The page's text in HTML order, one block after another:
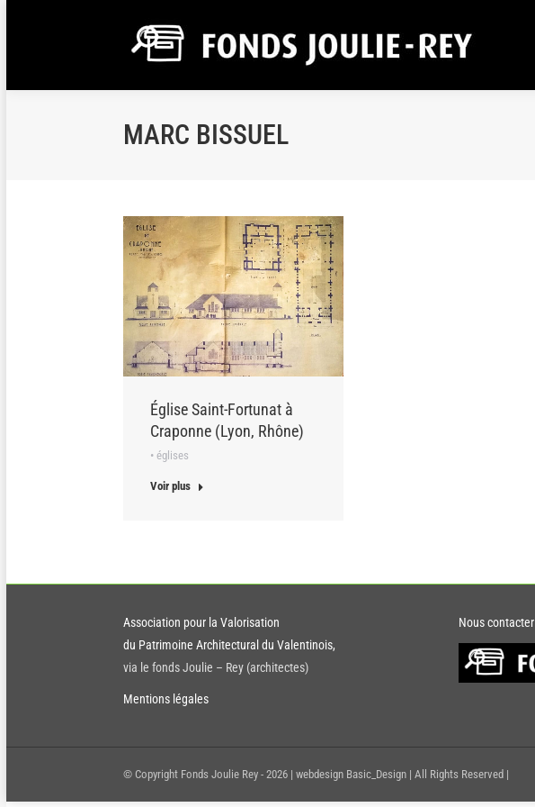
MARC BISSUEL
Église Saint-Fortunat à
Craponne (Lyon, Rhône)
• églises
Voir plus
Association pour la Valorisation
du Patrimoine Architectural du Valentinois,
via le fonds Joulie – Rey (architectes)
Mentions légales
Nous contacter
© Copyright Fonds Joulie Rey - 2026 | webdesign Basic_Design | All Rights Reserved |